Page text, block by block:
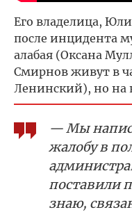
Его владелица,
после инцидента
алабая (Оксана
Смирнов живут в
Ленинский), но на
— Мы
жалобу в
поставили
знаю,